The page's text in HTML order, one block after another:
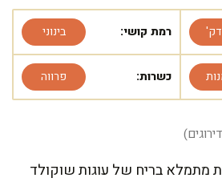
רמת קושי: בינוני
כשרות: פרווה
מתמלא בריח של עוגות שוקולד